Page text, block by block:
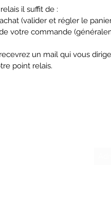
il suffit de :
(valider et régler le
votre commande
un mail qui vous
point relais.